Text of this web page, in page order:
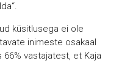
küsitlusega ei ole
inimeste osakaal
vastajatest, et Kaja